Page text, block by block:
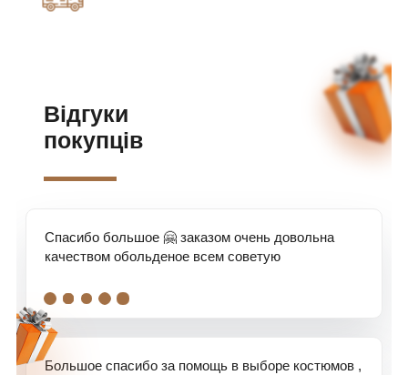
Відгуки
покупців
Спасибо большое 🤗 заказом очень довольна
качеством обольденое всем советую
. . . . .
Большое спасибо за помощь в выборе костюмов ,